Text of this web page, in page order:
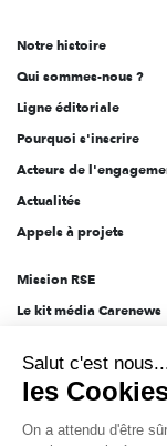
l'engagement
Notre histoire
Qui sommes-nous ?
Ligne éditoriale
Pourquoi s'inscrire
Acteurs de
Actualités
Appels à projets
Mission RSE
Le kit média Carenews
AEF info
Novethic
PRODURABLE
Salut c'est
les
On a attendu d'être